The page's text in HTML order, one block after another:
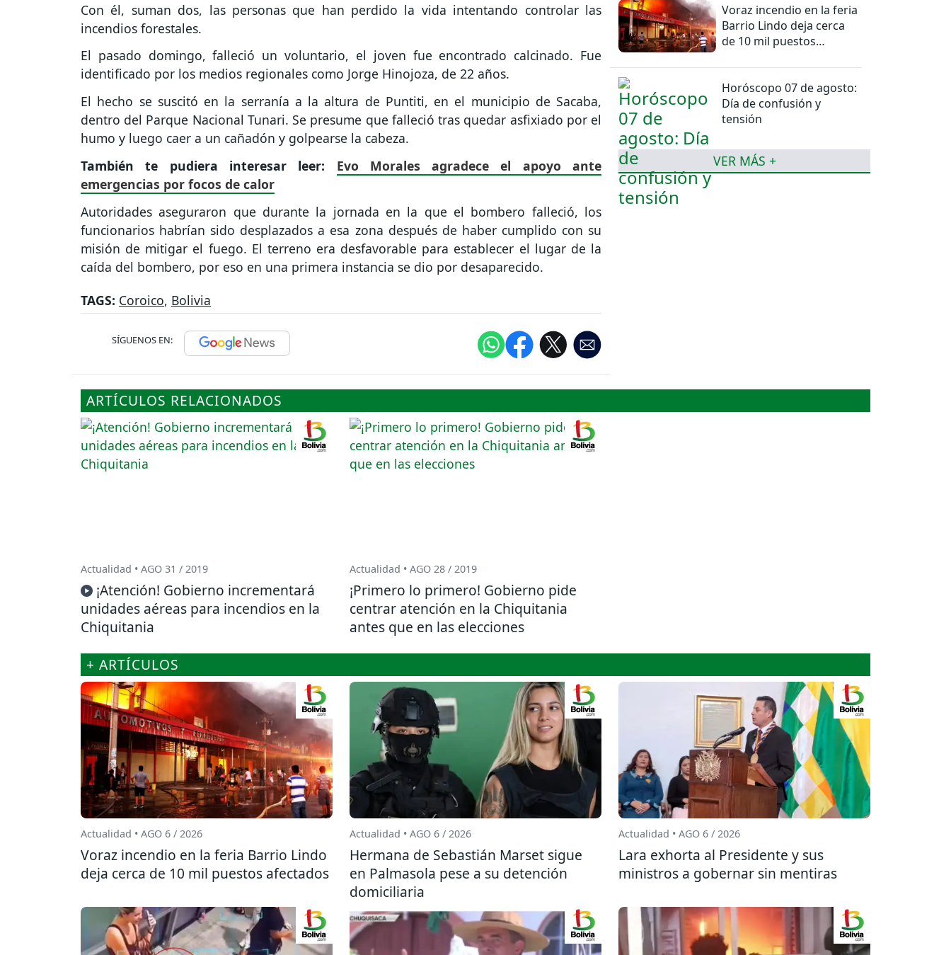
Con él, suman dos, las personas que han perdido la vida intentando controlar las
incendios forestales.
El pasado domingo, falleció un voluntario, el joven fue encontrado calcinado. Fue
identificado por los medios regionales como Jorge Hinojoza, de 22 años.
El hecho se suscitó en la serranía a la altura de Puntiti, en el municipio de Sacaba,
dentro del Parque Nacional Tunari. Se presume que falleció tras quedar asfixiado por el
humo y luego caer a un cañadón y golpearse la cabeza.
También te pudiera interesar leer: Evo Morales agradece el apoyo ante
emergencias por focos de calor
Autoridades aseguraron que durante la jornada en la que el bombero falleció, los
funcionarios habrían sido desplazados a esa zona después de haber cumplido con su
misión de mitigar el fuego. El terreno era desfavorable para establecer el lugar de la
caída del bombero, por eso en una primera instancia se dio por desaparecido.
TAGS: Coroico, Bolivia
SÍGUENOS EN:
Voraz incendio en la feria
Barrio Lindo deja cerca
de 10 mil puestos
Horóscopo 07 de agosto:
Día de confusión y
tensión
VER MÁS +
ARTÍCULOS RELACIONADOS
Actualidad • AGO 31 / 2019
¡Atención! Gobierno incrementará
unidades aéreas para incendios en la
Chiquitania
Actualidad • AGO 28 / 2019
¡Primero lo primero! Gobierno pide
centrar atención en la Chiquitania
antes que en las elecciones
+ ARTÍCULOS
Actualidad • AGO 6 / 2026
Voraz incendio en la feria Barrio Lindo
deja cerca de 10 mil puestos afectados
Actualidad • AGO 6 / 2026
Hermana de Sebastián Marset sigue
en Palmasola pese a su detención
domiciliaria
Actualidad • AGO 6 / 2026
Lara exhorta al Presidente y sus
ministros a gobernar sin mentiras